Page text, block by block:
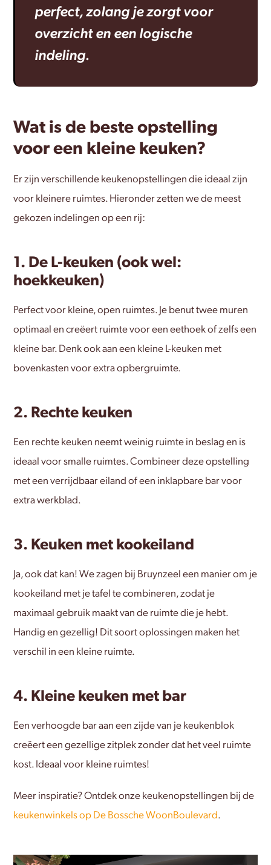
perfect, zolang je zorgt voor
overzicht en een logische
indeling.
Wat is de beste opstelling
voor een kleine keuken?
Er zijn verschillende keukenopstellingen die ideaal zijn
voor kleinere ruimtes. Hieronder zetten we de meest
gekozen indelingen op een rij:
1. De L-keuken (ook wel:
hoekkeuken)
Perfect voor kleine, open ruimtes. Je benut twee muren
optimaal en creëert ruimte voor een eethoek of zelfs een
kleine bar. Denk ook aan een kleine L-keuken met
bovenkasten voor extra opbergruimte.
2. Rechte keuken
Een rechte keuken neemt weinig ruimte in beslag en is
ideaal voor smalle ruimtes. Combineer deze opstelling
met een verrijdbaar eiland of een inklapbare bar voor
extra werkblad.
3. Keuken met kookeiland
Ja, ook dat kan! We zagen bij Bruynzeel een manier om je
kookeiland met je tafel te combineren, zodat je
maximaal gebruik maakt van de ruimte die je hebt.
Handig en gezellig! Dit soort oplossingen maken het
verschil in een kleine ruimte.
4. Kleine keuken met bar
Een verhoogde bar aan een zijde van je keukenblok
creëert een gezellige zitplek zonder dat het veel ruimte
kost. Ideaal voor kleine ruimtes!
Meer inspiratie? Ontdek onze keukenopstellingen bij de
keukenwinkels op De Bossche WoonBoulevard.